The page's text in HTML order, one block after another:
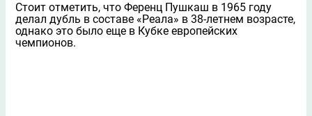
Стоит отметить, что Ференц Пушкаш в 1965 году
делал дубль в составе «Реала» в 38-летнем возрасте,
однако это было еще в Кубке европейских
чемпионов.